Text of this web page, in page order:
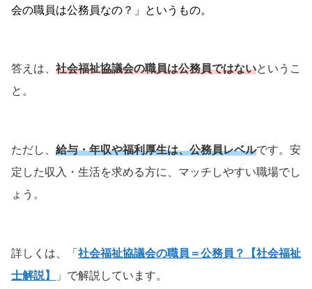
会の職員は公務員なの？」というもの。
答えは、 社会福祉協議会の職員は公務員ではないというこ
と。
ただし、 給与・年収や福利厚生は、公務員レベルです。安
定した収入・生活を求める方に、マッチしやすい職場でし
ょう。
詳しくは、「 社会福祉協議会の職員＝公務員？【社会福祉
士解説】
」で解説しています。